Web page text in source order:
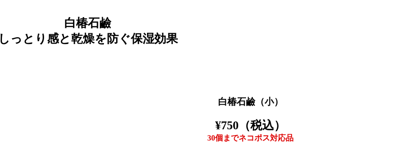
白椿石鹼
しっとり感と乾燥を防ぐ保湿効果
白椿石鹼（小）
¥750（税込）
30個までネコポス対応品